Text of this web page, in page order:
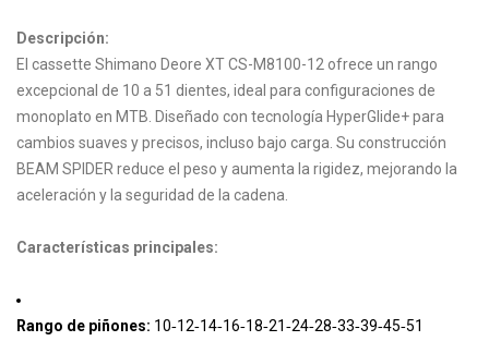
Descripción:
El cassette Shimano Deore XT CS-M8100-12 ofrece un rango
excepcional de 10 a 51 dientes, ideal para configuraciones de
monoplato en MTB. Diseñado con tecnología HyperGlide+ para
cambios suaves y precisos, incluso bajo carga. Su construcción
BEAM SPIDER reduce el peso y aumenta la rigidez, mejorando la
aceleración y la seguridad de la cadena.
Características principales:
Rango de piñones: 10‑12‑14‑16‑18‑21‑24‑28‑33‑39‑45‑51